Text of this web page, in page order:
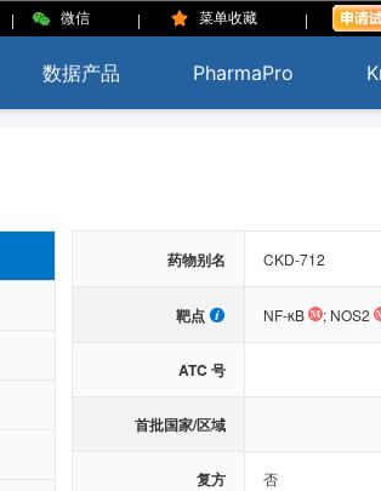
| 微信 | 菜单收藏 |
数据产品 PharmaPro
药物别名 CKD-712
靶点 NF-κB ; NOS2
ATC 号
首批国家/区域
复方 否